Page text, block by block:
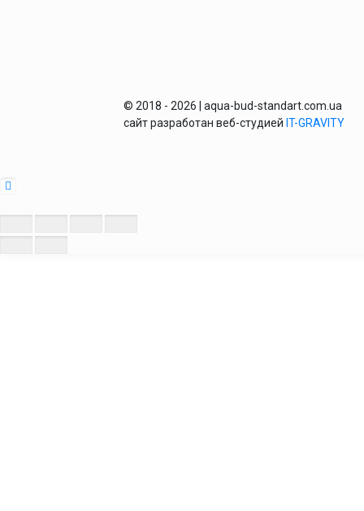
© 2018 - 2026 | aqua-bud-standart.com.ua
сайт разработан веб-студией IT-GRAVITY